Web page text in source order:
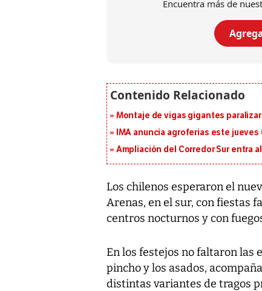
Encuentra más de
Montaje de vigas gigantes
IMA anuncia agroferias este
Ampliación del Corredor Sur entra
Los chilenos esperaron el
Arenas, en el sur, con fiestas
centros nocturnos y con
En los festejos no faltaron las
pincho y los asados,
distintas variantes de tragos